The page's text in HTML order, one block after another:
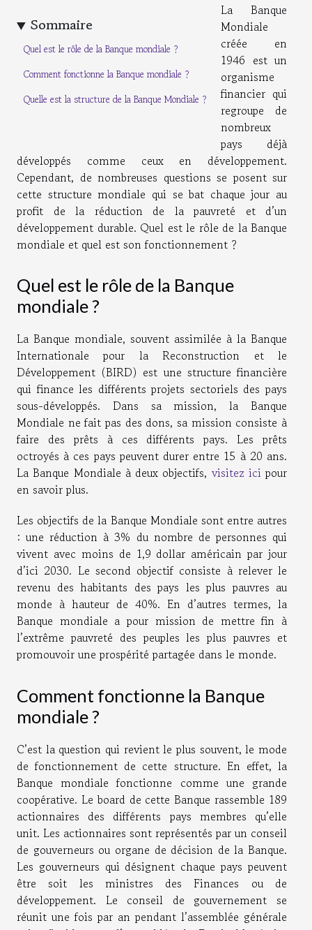
Sommaire
Quel est le rôle de la Banque mondiale ?
Comment fonctionne la Banque mondiale ?
Quelle est la structure de la Banque Mondiale ?
La Banque
Mondiale
créée en
1946 est un
organisme
financier qui
regroupe de
nombreux
pays déjà
développés comme ceux en développement.
Cependant, de nombreuses questions se posent sur
cette structure mondiale qui se bat chaque jour au
profit de la réduction de la pauvreté et d’un
développement durable. Quel est le rôle de la Banque
mondiale et quel est son fonctionnement ?
Quel est le rôle de la Banque
mondiale ?
La Banque mondiale, souvent assimilée à la Banque
Internationale pour la Reconstruction et le
Développement (BIRD) est une structure financière
qui finance les différents projets sectoriels des pays
sous-développés. Dans sa mission, la Banque
Mondiale ne fait pas des dons, sa mission consiste à
faire des prêts à ces différents pays. Les prêts
octroyés à ces pays peuvent durer entre 15 à 20 ans.
La Banque Mondiale à deux objectifs, visitez icipour
en savoir plus.
Les objectifs de la Banque Mondiale sont entre autres
: une réduction à 3% du nombre de personnes qui
vivent avec moins de 1,9 dollar américain par jour
d’ici 2030. Le second objectif consiste à relever le
revenu des habitants des pays les plus pauvres au
monde à hauteur de 40%. En d’autres termes, la
Banque mondiale a pour mission de mettre fin à
l’extrême pauvreté des peuples les plus pauvres et
promouvoir une prospérité partagée dans le monde.
Comment fonctionne la Banque
mondiale ?
C’est la question qui revient le plus souvent, le mode
de fonctionnement de cette structure. En effet, la
Banque mondiale fonctionne comme une grande
coopérative. Le board de cette Banque rassemble 189
actionnaires des différents pays membres qu’elle
unit. Les actionnaires sont représentés par un conseil
de gouverneurs ou organe de décision de la Banque.
Les gouverneurs qui désignent chaque pays peuvent
être soit les ministres des Finances ou de
développement. Le conseil de gouvernement se
réunit une fois par an pendant l’assemblée générale